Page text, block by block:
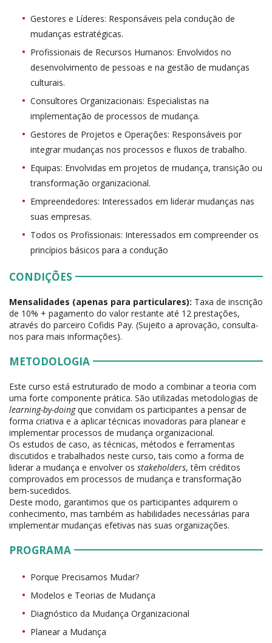
Gestores e Líderes: Responsáveis pela condução de
mudanças estratégicas.
Profissionais de Recursos Humanos: Envolvidos no
desenvolvimento de pessoas e na gestão de mudanças
culturais.
Consultores Organizacionais: Especialistas na
implementação de processos de mudança.
Gestores de Projetos e Operações: Responsáveis por
integrar mudanças nos processos e fluxos de trabalho.
Equipas: Envolvidas em projetos de mudança, transição ou
transformação organizacional.
Empreendedores: Interessados em liderar mudanças nas
suas empresas.
Todos os Profissionais: Interessados em compreender os
princípios básicos para a condução
CONDIÇÕES
Mensalidades (apenas para particulares): Taxa de inscrição
de 10% + pagamento do valor restante até 12 prestações,
através do parceiro Cofidis Pay. (Sujeito a aprovação, consulta-
nos para mais informações).
METODOLOGIA
Este curso está estruturado de modo a combinar a teoria com
uma forte componente prática. São utilizadas metodologias de
learning-by-doingque convidam os participantes a pensar de
forma criativa e a aplicar técnicas inovadoras para planear e
implementar processos de mudança organizacional.
Os estudos de caso, as técnicas, métodos e ferramentas
discutidos e trabalhados neste curso, tais como a forma de
liderar a mudança e envolver os stakeholders, têm créditos
comprovados em processos de mudança e transformação
bem-sucedidos.
Deste modo, garantimos que os participantes adquirem o
conhecimento, mas também as habilidades necessárias para
implementar mudanças efetivas nas suas organizações.
PROGRAMA
Porque Precisamos Mudar?
Modelos e Teorias de Mudança
Diagnóstico da Mudança Organizacional
Planear a Mudança